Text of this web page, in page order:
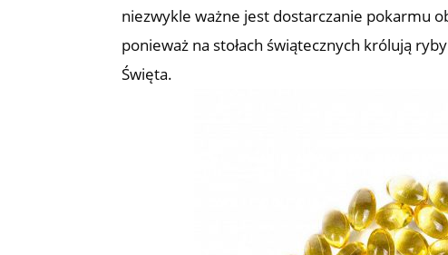
niezwykle ważne jest dostarczanie pokarmu
ponieważ na stołach świątecznych królują
Święta.